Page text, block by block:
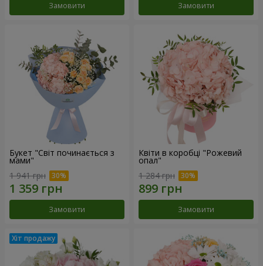
Замовити Замовити
Букет "Світ починається з
мами"
1 941 грн
Замовити
Квіти в коробці "Рожевий
опал"
1 284 грн
Замовити